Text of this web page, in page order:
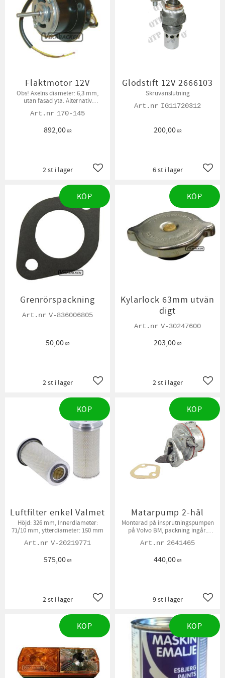
Fläktmotor 12V
Obs! ​Axelns diameter: 6,3 mm,
utan fasad yta. Alternativ
170-145
892,00KR
Lägg till i favoriter
2 st i lager
Glödstift 12V 2666103
Skruvanslutning
IG11720312
200,00KR
6 st i lager
Grenrörspackning
V-836006805
50,00KR
Lägg till i favoriter
2 st i lager
KÖP
Kylarlock 63mm utvän
digt
V-30247600
203,00KR
2 st i lager
KÖP
Luftfilter enkel Valmet
Höjd: 326 mm, Innerdiameter:
71/10 mm, ytterdiameter: 150 mm
V-20219771
575,00KR
Lägg till i favoriter
2 st i lager
KÖP
Matarpump 2-hål
Monterad på insprutningspumpen
på Volvo BM, packning ingår.
2641465
440,00KR
9 st i lager
KÖP
KÖP KÖP